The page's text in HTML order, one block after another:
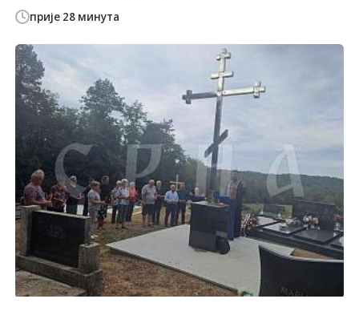
прије 28 минута